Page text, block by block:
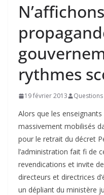
rythmes
19 février 2013
Alors que les
massivement mobilisés
pour le retrait du décret
l’administration fait fi de
revendications et invite
directeurs et directrices
un dépliant du ministère